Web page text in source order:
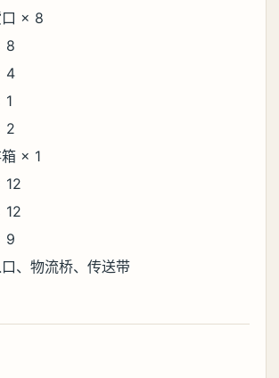
× 8
8
4
1
2
× 1
12
12
9
、物流桥、传送带